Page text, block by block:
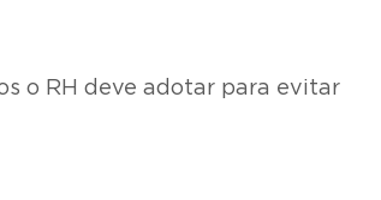
o RH deve adotar para evitar